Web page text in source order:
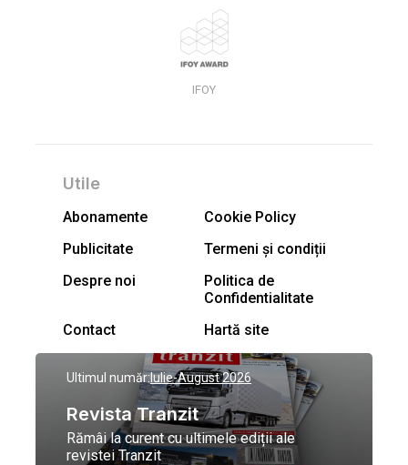
IFOY
Utile
Abonamente
Cookie Policy
Publicitate
Termeni și condiții
Despre noi
Politica de
Confidentialitate
Contact
Hartă site
Ultimul număr:Iulie-August 2026
Revista Tranzit
Rămâi la curent cu ultimele ediții ale
revistei Tranzit